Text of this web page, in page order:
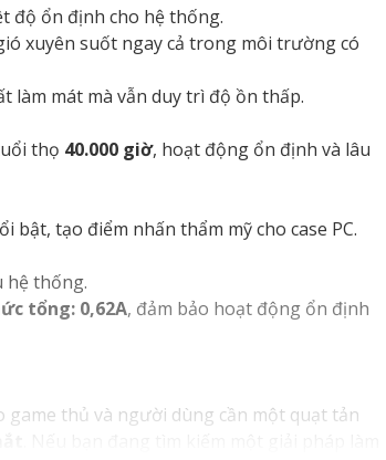
độ ổn định cho hệ thống.
xuyên suốt ngay cả trong môi trường có
làm mát mà vẫn duy trì độ ồn thấp.
thọ 40.000 giờ, hoạt động ổn định và lâu
bật, tạo điểm nhấn thẩm mỹ cho case PC.
hệ thống.
tổng: 0,62A, đảm bảo hoạt động ổn định
game thủ và người dùng cần một quạt tản